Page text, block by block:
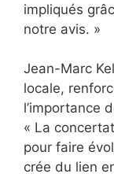
impliqués
notre avis. »
Jean-Marc
locale,
l’importance
« La
pour faire
crée du lien